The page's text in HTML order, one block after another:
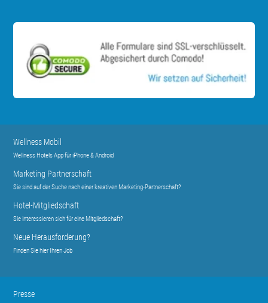
Wellness Mobil
Wellness Hotels App für iPhone & Android
Marketing Partnerschaft
Sie sind auf der Suche nach einer kreativen Marketing-Partnerschaft?
Hotel-Mitgliedschaft
Sie interessieren sich für eine Mitgliedschaft?
Neue Herausforderung?
Finden Sie hier Ihren Job
Presse